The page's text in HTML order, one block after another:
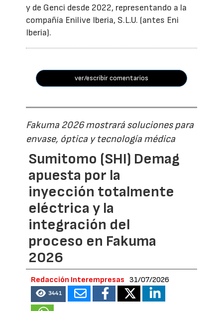
y de Genci desde 2022, representando a la
compañía Enilive Iberia, S.L.U. (antes Eni
Iberia).
ver/escribir comentarios
Fakuma 2026 mostrará soluciones para
envase, óptica y tecnología médica
Sumitomo (SHI) Demag
apuesta por la
inyección totalmente
eléctrica y la
integración del
proceso en Fakuma
2026
Redacción Interempresas 31/07/2026
3441